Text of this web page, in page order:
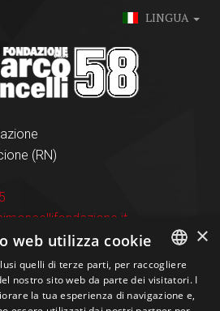
LINGUA
(RN)
Accettate
ITALIAN
×
web utilizza cookie
quelli di terze parti, per raccogliere
nostro sito web da parte dei visitatori. I
la tua esperienza di navigazione e,